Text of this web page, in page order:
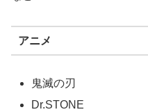
アニメ
鬼滅の刃
Dr.STONE